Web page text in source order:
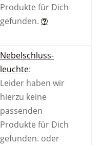
Produkte für Dich
gefunden.
Nebel­schluss­
leuchte:
Leider haben wir
hierzu keine
passenden
Produkte für Dich
gefunden. oder